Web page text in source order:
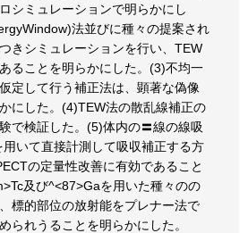
シミュレーションで明らかにし
法並びに種々の提案され
きシミュレーションを行い、TEW
ることを明らかにした。(3)不均一
定して行う補正法は、顕著な偽像
にした。(4)TEW法の散乱線補正の
で検証した。(5)体内の〓線の線吸
いて直接計測して吸収補正する方
の定量性改善に有効であること
及び^<87>Gaを用いた種々のの
標的部位の放射能をプレナー法で
られうることを明らかにした。